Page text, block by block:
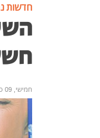
חדשות
חמישי, 09 ספטמבר 2021